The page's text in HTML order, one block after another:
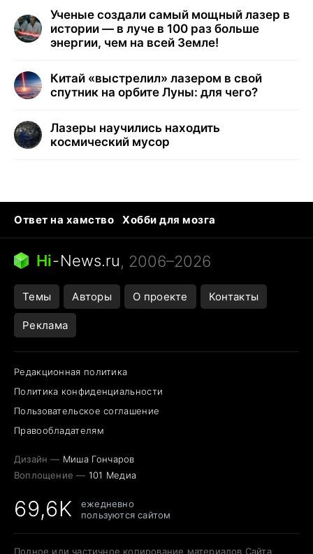
Ученые создали самый мощный лазер в
истории — в луче в 100 раз больше
энергии, чем на всей Земле!
Китай «выстрелил» лазером в свой
спутник на орбите Луны: для чего?
Лазеры научились находить
космический мусор
Ответ на хамство
Хобби для мозга
Бензин 100 vs 95
Тунцы в океанариуме
Следующая пандемия
Hi-News.ru, 2006–2026
Темы Авторы О проекте Контакты
Реклама
Редакционная политика
Политика конфиденциальности
Пользовательское соглашение
Правообладателям
Дизайн — Миша Гончаров
Воплощение — 101 Медиа
69,6K
ежедневно
пользуются сайтом
Полное или частичное копирование материалов Сайта